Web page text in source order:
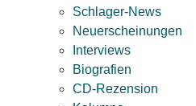
Schlager-News
Neuerscheinungen
Interviews
Biografien
CD-Rezension